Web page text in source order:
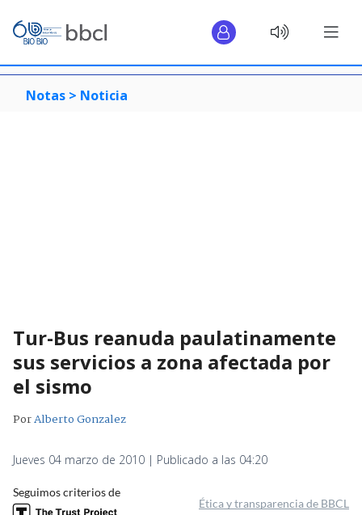
Notas > Noticia
Tur-Bus reanuda paulatinamente
sus servicios a zona afectada por
el sismo
PorAlberto Gonzalez
Jueves 04 marzo de 2010 | Publicado a las 04:20
Seguimos criterios de
Ética y transparencia de BBCL